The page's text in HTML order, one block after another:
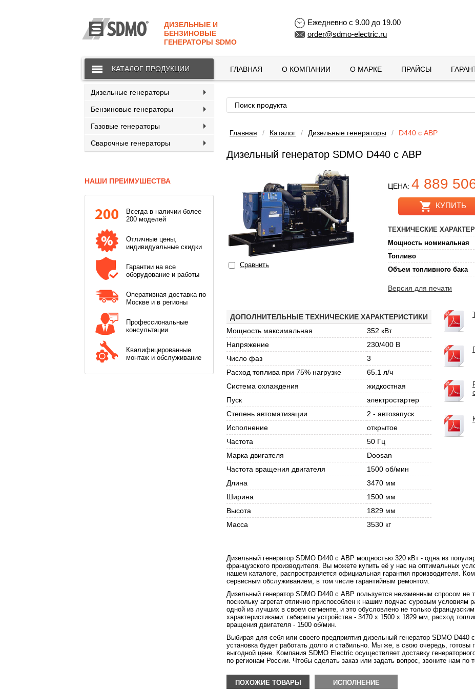
ДИЗЕЛЬНЫЕ И
БЕНЗИНОВЫЕ
ГЕНЕРАТОРЫ SDMO
Ежедневно с 9.00 до 19.00
order@sdmo-electric.ru
КАТАЛОГ ПРОДУКЦИИ ГЛАВНАЯ О КОМПАНИИ О МАРКЕ ПРАЙСЫ
Дизельные генераторы
Бензиновые генераторы
Газовые генераторы
Сварочные генераторы
НАШИ ПРЕИМУШЕСТВА
Всегда в наличии более
200 моделей
Отличные цены,
индивидуальные скидки
Гарантии на все
оборудование и работы
Оперативная доставка по
Москве и в регионы
Профессиональные
консультации
Квалифицированные
монтаж и обслуживание
Главная / Каталог / Дизельные генераторы / D440 с АВР
Дизельный генератор SDMO D440 с АВР
Сравнить
ЦЕНА: 4 889
КУПИТЬ
ТЕХНИЧЕСКИЕ
Мощность номинальная
Топливо
Объем топливного бака
Версия для печати
ДОПОЛНИТЕЛЬНЫЕ ТЕХНИЧЕСКИЕ ХАРАКТЕРИСТИКИ
Мощность максимальная
352 кВт
Напряжение
230/400 В
Число фаз
3
Расход топлива при 75% нагрузке
65.1 л/ч
Система охлаждения
жидкостная
Пуск
электростартер
Степень автоматизации
2 - автозапуск
Исполнение
открытое
Частота
50 Гц
Марка двигателя
Doosan
Частота вращения двигателя
1500 об/мин
Длина
3470 мм
Ширина
1500 мм
Высота
1829 мм
Масса
3530 кг
Дизельный генератор SDMO D440 с АВР мощностью 320 кВт - одна из
французского производителя. Вы можете купить её у нас на оптимальных
нашем каталоге, распространяется официальная гарантия производителя.
сервисным обслуживанием, в том числе гарантийным ремонтом.
Дизельный генератор SDMO D440 с АВР пользуется неизменным спросом не
поскольку агрегат отлично приспособлен к нашим подчас суровым условиям
одной из лучших в своем сегменте, и это обусловлено не только
характеристиками: габариты устройства - 3470 х 1500 х 1829 мм, расход
вращения двигателя - 1500 об/мин.
Выбирая для себя или своего предприятия дизельный генератор SDMO
установка будет работать долго и стабильно. Мы же, в свою очередь, готовы
выгодной цене. Компания SDMO Electric осуществляет доставку
по регионам России. Чтобы сделать заказ или задать вопрос, звоните нам по
ПОХОЖИЕ ТОВАРЫ ИСПОЛНЕНИЕ